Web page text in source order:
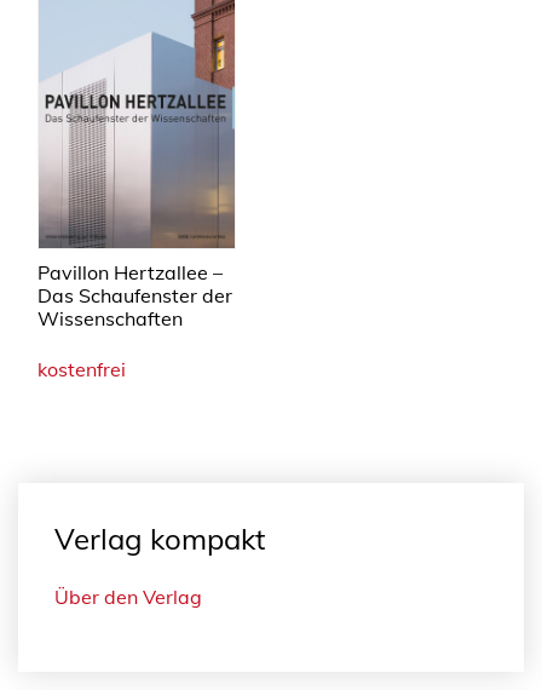
Pavillon Hertzallee –
Das Schaufenster der
Wissenschaften
kostenfrei
Verlag kompakt
Über den Verlag